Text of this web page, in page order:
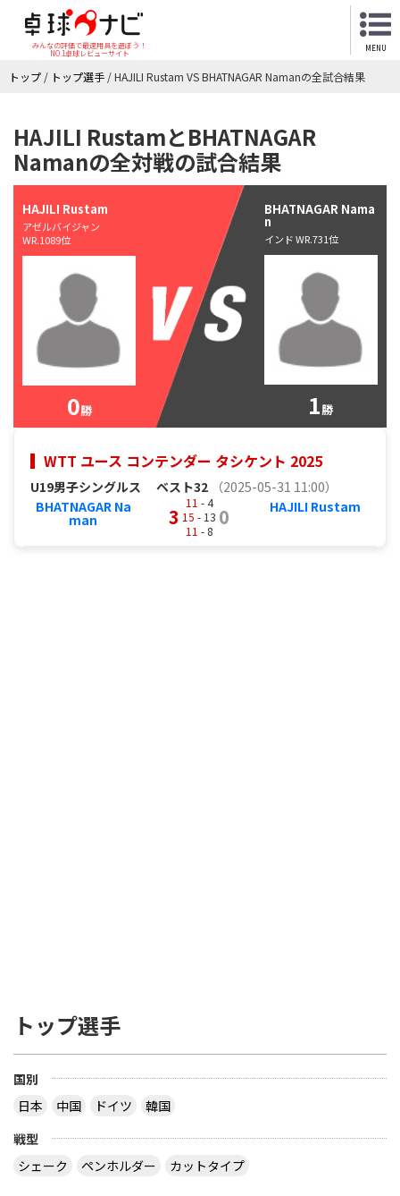
みんなの評価で最適用具を選ぼう！
NO.1卓球レビューサイト
MENU
トップ / トップ選手 /HAJILI Rustam VS BHATNAGAR Namanの全試合結果
HAJILI RustamとBHATNAGAR
Namanの全対戦の試合結果
HAJILI Rustam
アゼルバイジャン
WR.1089位
0勝
BHATNAGAR Nama
n
インド WR.731位
1勝
WTT ユース コンテンダー タシケント 2025
U19男子シングルス ベスト32
（2025-05-31 11:00）
BHATNAGAR Na
man 3
11 - 4
15 - 13
11 - 8
0 HAJILI Rustam
トップ選手
国別
日本
中国 ドイツ
韓国
戦型
シェーク
ペンホルダー カットタイプ